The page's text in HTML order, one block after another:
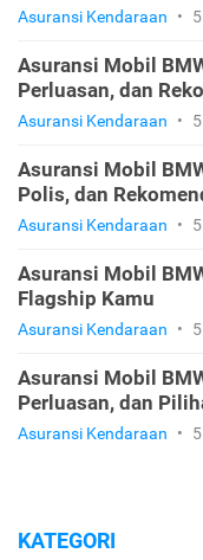
Asuransi Kendaraan •
Asuransi Mobil
Perluasan, dan
Asuransi Kendaraan •
Asuransi Mobil
Polis, dan
Asuransi Kendaraan •
Asuransi Mobil
Flagship Kamu
Asuransi Kendaraan •
Asuransi Mobil
Perluasan, dan
Asuransi Kendaraan •
KATEGORI